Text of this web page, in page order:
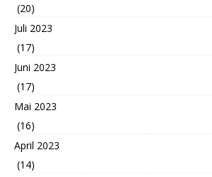
(20)
Juli 2023
(17)
Juni 2023
(17)
Mai 2023
(16)
April 2023
(14)